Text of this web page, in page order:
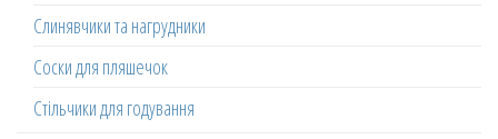
Слинявчики та нагрудники
Соски для пляшечок
Стільчики для годування